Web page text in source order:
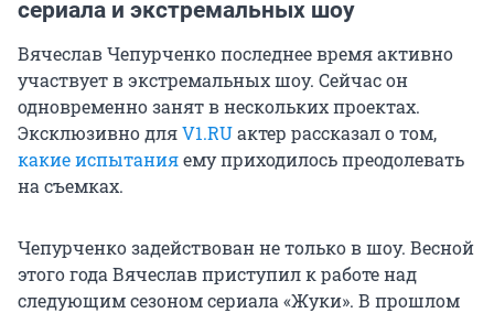
сериала и экстремальных шоу
Вячеслав Чепурченко последнее время активно
участвует в экстремальных шоу. Сейчас он
одновременно занят в нескольких проектах.
Эксклюзивно дляV1.RUактер рассказал о том,
какие испытанияему приходилось преодолевать
на съемках.
Чепурченко задействован не только в шоу. Весной
этого года Вячеслав приступил к работе над
следующим сезоном сериала «Жуки». В прошлом